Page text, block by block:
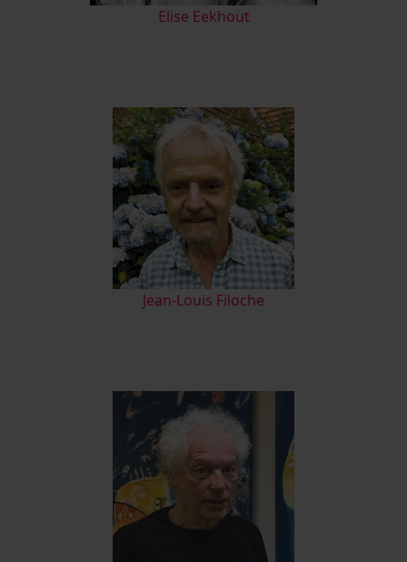
Elise Eekhout
Jean-Louis Filoche